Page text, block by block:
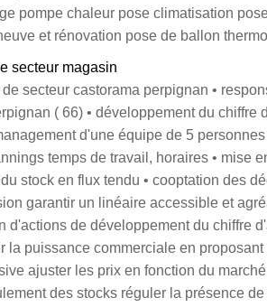
pompe chaleur pose climatisation
et rénovation pose de ballon
secteur magasin
secteur castorama perpignan •
( 66) • développement du chiffre
d'une équipe de 5
temps de travail, horaires • mise
stock en flux tendu • cooptation des
garantir un linéaire accessible et
d'actions de développement du chiffre
la puissance commerciale en proposant
ajuster les prix en fonction du
des stocks réguler la présence